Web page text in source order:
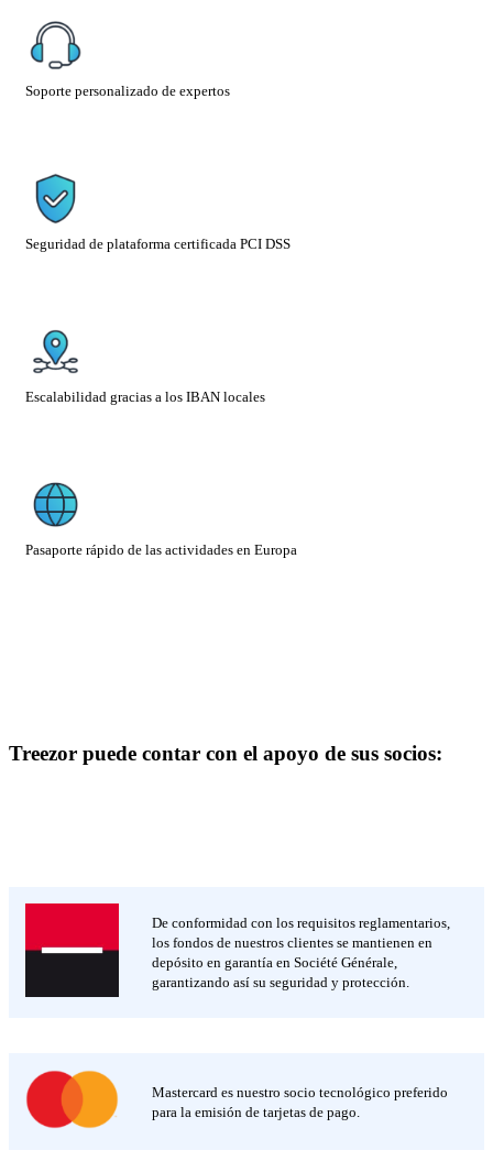
Soporte personalizado de expertos
Seguridad de plataforma certificada PCI DSS
Escalabilidad gracias a los IBAN locales
Pasaporte rápido de las actividades en Europa
Treezor puede contar con el apoyo de sus socios:
De conformidad con los requisitos reglamentarios,
los fondos de nuestros clientes se mantienen en
depósito en garantía en Société Générale,
garantizando así su seguridad y protección.
Mastercard es nuestro socio tecnológico preferido
para la emisión de tarjetas de pago.